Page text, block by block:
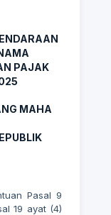
PAJAK
MAHA
Pasal 9
19 ayat (4)